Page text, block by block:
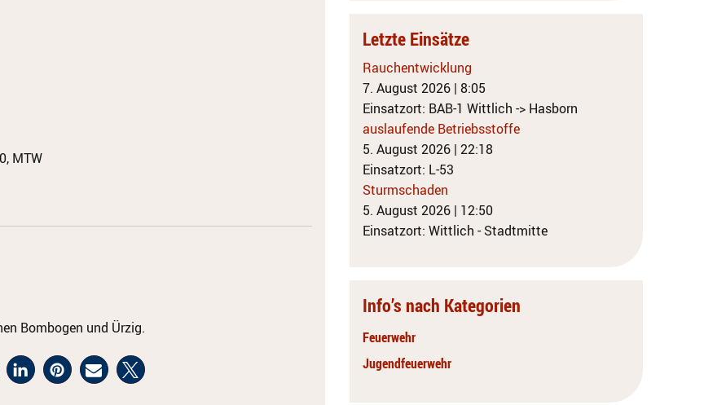
MTW
Bombogen und Ürzig.
Letzte Einsätze
Rauchentwicklung
7. August 2026 | 8:05
Einsatzort: BAB-1 Wittlich -> Hasborn
auslaufende Betriebsstoffe
5. August 2026 | 22:18
Einsatzort: L-53
Sturmschaden
5. August 2026 | 12:50
Einsatzort: Wittlich - Stadtmitte
Info’s nach Kategorien
Feuerwehr
Jugendfeuerwehr